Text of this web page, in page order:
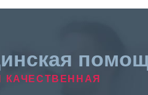
КАЧЕСТВЕННАЯ